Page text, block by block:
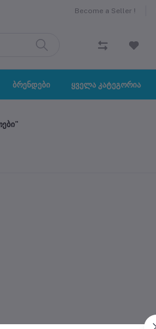
Become a Seller !
ბრენდები ყველა კატეგორია